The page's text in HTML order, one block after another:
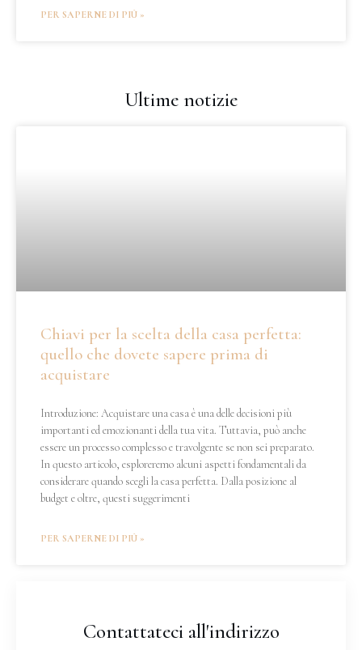
PER SAPERNE DI PIÙ »
Ultime notizie
Chiavi per la scelta della casa perfetta:
quello che dovete sapere prima di
acquistare
Introduzione: Acquistare una casa è una delle decisioni più
importanti ed emozionanti della tua vita. Tuttavia, può anche
essere un processo complesso e travolgente se non sei preparato.
In questo articolo, esploreremo alcuni aspetti fondamentali da
considerare quando scegli la casa perfetta. Dalla posizione al
budget e oltre, questi suggerimenti
PER SAPERNE DI PIÙ »
Contattateci all'indirizzo